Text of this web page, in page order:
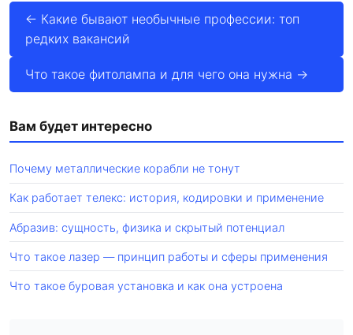
← Какие бывают необычные профессии: топ
редких вакансий
Что такое фитолампа и для чего она нужна →
Вам будет интересно
Почему металлические корабли не тонут
Как работает телекс: история, кодировки и применение
Абразив: сущность, физика и скрытый потенциал
Что такое лазер — принцип работы и сферы применения
Что такое буровая установка и как она устроена